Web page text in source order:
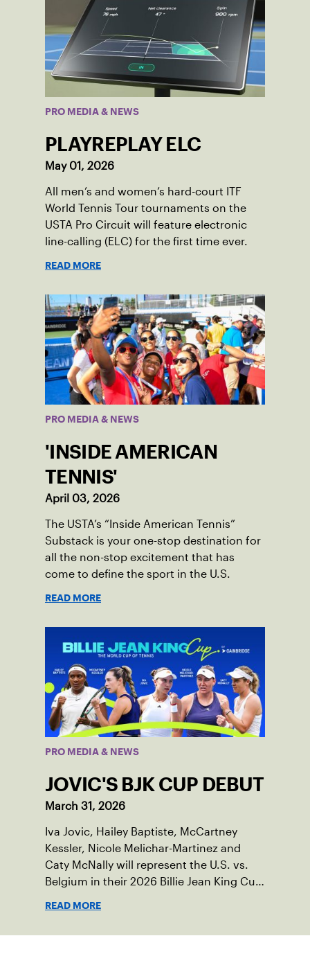
PRO MEDIA & NEWS
PLAYREPLAY ELC
May 01, 2026
All men’s and women’s hard-court ITF
World Tennis Tour tournaments on the
USTA Pro Circuit will feature electronic
line-calling (ELC) for the first time ever.
READ MORE
PRO MEDIA & NEWS
'INSIDE AMERICAN
TENNIS'
April 03, 2026
The USTA’s “Inside American Tennis”
Substack is your one-stop destination for
all the non-stop excitement that has
come to define the sport in the U.S.
READ MORE
PRO MEDIA & NEWS
JOVIC'S BJK CUP DEBUT
March 31, 2026
Iva Jovic, Hailey Baptiste, McCartney
Kessler, Nicole Melichar-Martinez and
Caty McNally will represent the U.S. vs.
Belgium in their 2026 Billie Jean King Cup
READ MORE